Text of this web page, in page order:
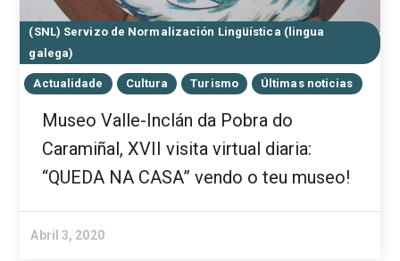
(SNL) Servizo de Normalización Lingüística (lingua
galega)
Actualidade Cultura Turismo Últimas noticias
Museo Valle-Inclán da Pobra do
Caramiñal, XVII visita virtual diaria:
“QUEDA NA CASA” vendo o teu museo!
Abril 3, 2020